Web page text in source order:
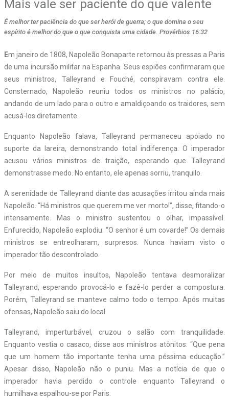
Mais vale ser paciente do que valente
É melhor ter paciência do que ser herói de guerra; o que domina o seu
espírito é melhor do que o que conquista uma cidade. Provérbios 16:32
Em janeiro de 1808, Napoleão Bonaparte retornou às pressas a Paris
de uma incursão militar na Espanha. Seus espiões confirmaram que
seus ministros, Talleyrand e Fouché, conspiravam contra ele.
Consternado, Napoleão reuniu todos os ministros no palácio,
andando de um lado para o outro e amaldiçoando os traidores, sem
acusá-los diretamente.
Enquanto Napoleão falava, Talleyrand permaneceu apoiado no
suporte da lareira, demonstrando total indiferença. O imperador
acusou vários ministros de traição, esperando que Talleyrand
demonstrasse medo. No entanto, ele apenas sorriu, tranquilo.
A serenidade de Talleyrand diante das acusações irritou ainda mais
Napoleão. “Há ministros que querem me ver morto!”, disse, fitando-o
intensamente. Mas o ministro sustentou o olhar, impassível.
Enfurecido, Napoleão explodiu: “O senhor é um covarde!” Os demais
ministros se entreolharam, surpresos. Nunca haviam visto o
imperador tão descontrolado.
Por meio de muitos insultos, Napoleão tentava desmoralizar
Talleyrand, esperando provocá-lo e fazê-lo perder a compostura.
Porém, Talleyrand se manteve calmo todo o tempo. Após muitas
ofensas, Napoleão saiu do local.
Talleyrand, imperturbável, cruzou o salão com tranquilidade.
Enquanto vestia o casaco, disse aos ministros atônitos: “Que pena
que um homem tão importante tenha uma péssima educação.”
Apesar disso, Napoleão não o puniu. Mas a notícia de que o
imperador havia perdido o controle enquanto Talleyrand o
humilhava espalhou-se por Paris.